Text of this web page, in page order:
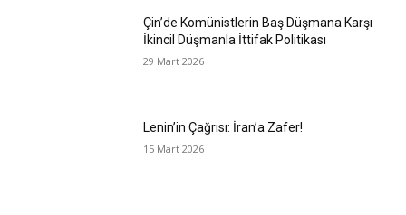
Çin’de Komünistlerin Baş Düşmana Karşı
İkincil Düşmanla İttifak Politikası
29 Mart 2026
Lenin’in Çağrısı: İran’a Zafer!
15 Mart 2026